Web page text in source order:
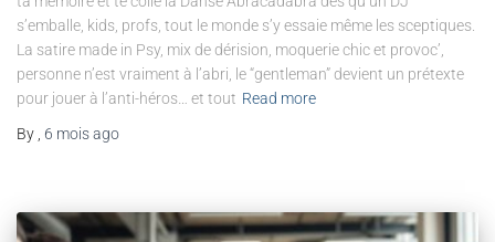
s’emballe, kids, profs, tout le monde s’y essaie même les sceptiques.
La satire made in Psy, mix de dérision, moquerie chic et provoc’,
personne n’est vraiment à l’abri, le “gentleman” devient un prétexte
pour jouer à l’anti-héros… et tout Read more
By
6 moisago